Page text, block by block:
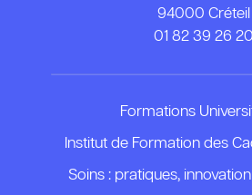
94000 Créteil
01 82 39 26 20
Formations
Institut de Formation des
Soins : pratiques,